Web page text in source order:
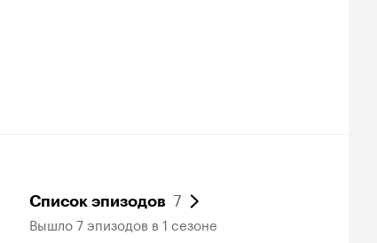
Список эпизодов 7
Вышло 7 эпизодов в 1 сезоне